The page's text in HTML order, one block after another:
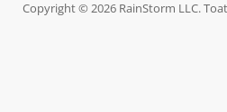
Copyright © 2026 RainStorm LLC.